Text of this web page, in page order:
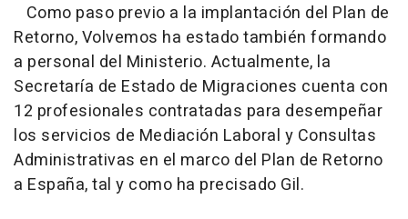
Como paso previo a la implantación del Plan de
Retorno, Volvemos ha estado también formando
a personal del Ministerio. Actualmente, la
Secretaría de Estado de Migraciones cuenta con
12 profesionales contratadas para desempeñar
los servicios de Mediación Laboral y Consultas
Administrativas en el marco del Plan de Retorno
a España, tal y como ha precisado Gil.